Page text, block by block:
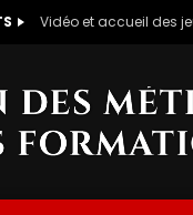
CUISINIERE NAPOLITAINE